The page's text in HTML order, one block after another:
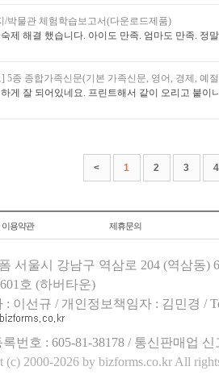
/박물관 체험학습보고서(다운로드제품)
제 해결 했습니다. 아이도 만족. 엄마도 만족. 정
5종 종합가족신문(기본 가족신문, 영어, 경제, 예
게 잘 되어있네요. 프린트해서 같이 오리고 붙이
< 1 2 3 4
이용약관 제휴문의
서울시 강남구 역삼로 204 (역삼동)
호 (하버타운)
: 이선규 / 개인정보책임자 : 김민경 /
번호 : 605-81-38178 / 통신판매업
(c) 2000-2026 by bizforms.co.kr All